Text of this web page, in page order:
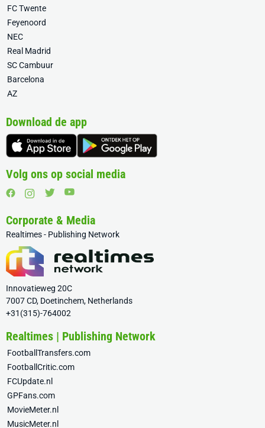
FC Twente
Feyenoord
NEC
Real Madrid
SC Cambuur
Barcelona
AZ
Download de app
Volg ons op social media
Corporate & Media
Realtimes - Publishing Network
Innovatieweg 20C
7007 CD, Doetinchem, Netherlands
+31(315)-764002
Realtimes | Publishing Network
FootballTransfers.com
FootballCritic.com
FCUpdate.nl
GPFans.com
MovieMeter.nl
MusicMeter.nl